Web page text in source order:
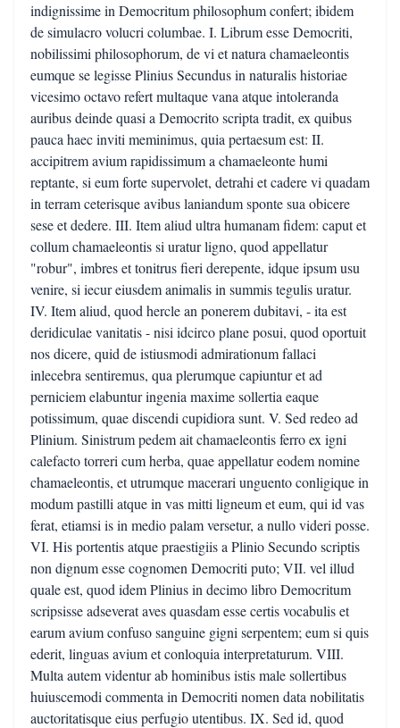
indignissime in Democritum philosophum confert; ibidem
de simulacro volucri columbae. I. Librum esse Democriti,
nobilissimi philosophorum, de vi et natura chamaeleontis
eumque se legisse Plinius Secundus in naturalis historiae
vicesimo octavo refert multaque vana atque intoleranda
auribus deinde quasi a Democrito scripta tradit, ex quibus
pauca haec inviti meminimus, quia pertaesum est: II.
accipitrem avium rapidissimum a chamaeleonte humi
reptante, si eum forte supervolet, detrahi et cadere vi quadam
in terram ceterisque avibus laniandum sponte sua obicere
sese et dedere. III. Item aliud ultra humanam fidem: caput et
collum chamaeleontis si uratur ligno, quod appellatur
"robur", imbres et tonitrus fieri derepente, idque ipsum usu
venire, si iecur eiusdem animalis in summis tegulis uratur.
IV. Item aliud, quod hercle an ponerem dubitavi, - ita est
deridiculae vanitatis - nisi idcirco plane posui, quod oportuit
nos dicere, quid de istiusmodi admirationum fallaci
inlecebra sentiremus, qua plerumque capiuntur et ad
perniciem elabuntur ingenia maxime sollertia eaque
potissimum, quae discendi cupidiora sunt. V. Sed redeo ad
Plinium. Sinistrum pedem ait chamaeleontis ferro ex igni
calefacto torreri cum herba, quae appellatur eodem nomine
chamaeleontis, et utrumque macerari unguento conligique in
modum pastilli atque in vas mitti ligneum et eum, qui id vas
ferat, etiamsi is in medio palam versetur, a nullo videri posse.
VI. His portentis atque praestigiis a Plinio Secundo scriptis
non dignum esse cognomen Democriti puto; VII. vel illud
quale est, quod idem Plinius in decimo libro Democritum
scripsisse adseverat aves quasdam esse certis vocabulis et
earum avium confuso sanguine gigni serpentem; eum si quis
ederit, linguas avium et conloquia interpretaturum. VIII.
Multa autem videntur ab hominibus istis male sollertibus
huiuscemodi commenta in Democriti nomen data nobilitatis
auctoritatisque eius perfugio utentibus. IX. Sed id, quod